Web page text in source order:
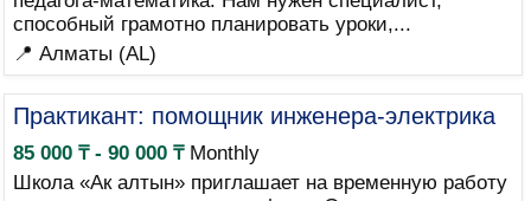
способный грамотно планировать уроки,...
📍 Алматы (AL)
Практикант: помощник инженера-электрика
85 000 ₸ - 90 000 ₸Monthly
Школа «Ак алтын» приглашает на временную работу